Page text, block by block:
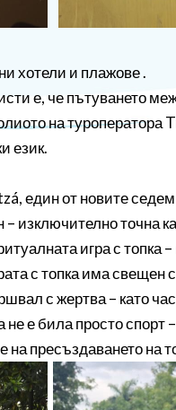
хотели и плажове .
е, че пътуването
на туроператора
език.
един от новите
изключително точна
игра с топка
с топка има
с жертва – като
не е била просто
пресъздаването на